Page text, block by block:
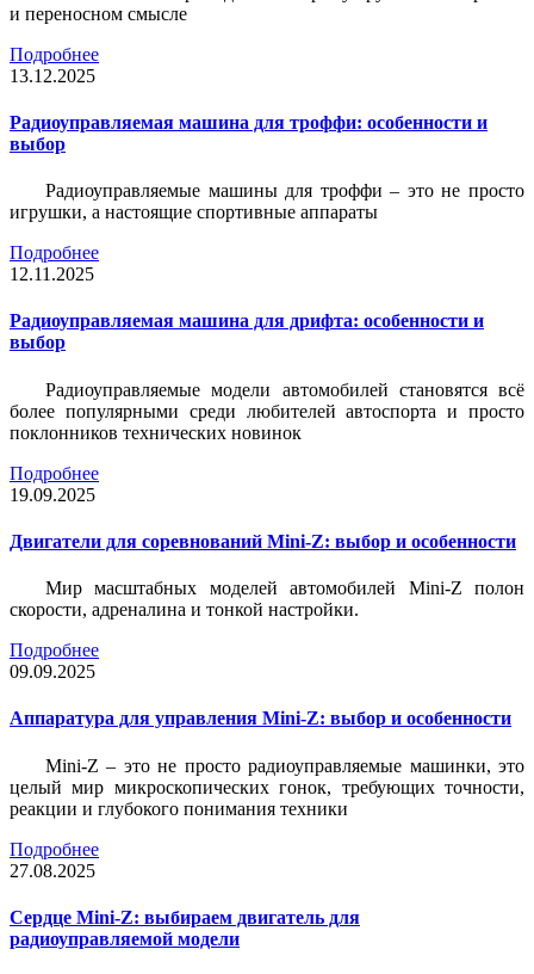
и переносном смысле
Подробнее
13.12.2025
Радиоуправляемая машина для троффи: особенности и
выбор
Радиоуправляемые машины для троффи – это не просто
игрушки, а настоящие спортивные аппараты
Подробнее
12.11.2025
Радиоуправляемая машина для дрифта: особенности и
выбор
Радиоуправляемые модели автомобилей становятся всё
более популярными среди любителей автоспорта и просто
поклонников технических новинок
Подробнее
19.09.2025
Двигатели для соревнований Mini-Z: выбор и особенности
Мир масштабных моделей автомобилей Mini-Z полон
скорости, адреналина и тонкой настройки.
Подробнее
09.09.2025
Аппаратура для управления Mini-Z: выбор и особенности
Mini-Z – это не просто радиоуправляемые машинки, это
целый мир микроскопических гонок, требующих точности,
реакции и глубокого понимания техники
Подробнее
27.08.2025
Сердце Mini-Z: выбираем двигатель для
радиоуправляемой модели